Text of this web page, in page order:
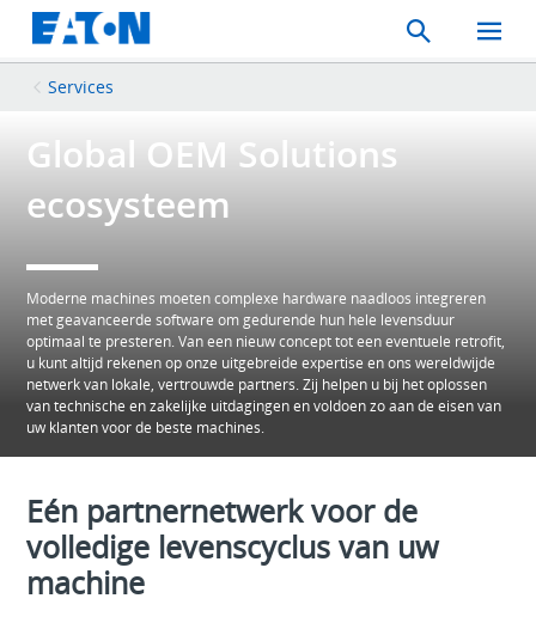
Search
Toggle
Mobile
Services
Global OEM Solutions
ecosysteem
Moderne machines moeten complexe hardware naadloos integreren
met geavanceerde software om gedurende hun hele levensduur
optimaal te presteren. Van een nieuw concept tot een eventuele retrofit,
u kunt altijd rekenen op onze uitgebreide expertise en ons wereldwijde
netwerk van lokale, vertrouwde partners. Zij helpen u bij het oplossen
van technische en zakelijke uitdagingen en voldoen zo aan de eisen van
uw klanten voor de beste machines.
Eén partnernetwerk voor de
volledige levenscyclus van uw
machine